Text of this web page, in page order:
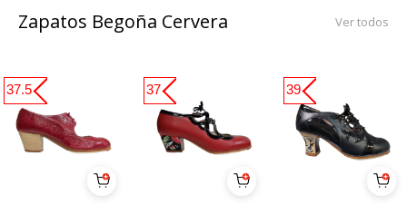
Zapatos Begoña Cervera Ver todos
37.5 37 39